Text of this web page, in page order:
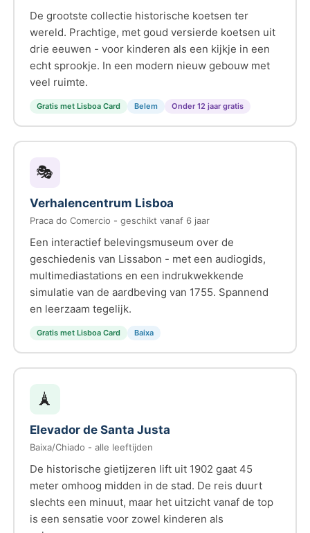
De grootste collectie historische koetsen ter
wereld. Prachtige, met goud versierde koetsen uit
drie eeuwen - voor kinderen als een kijkje in een
echt sprookje. In een modern nieuw gebouw met
veel ruimte.
Gratis met Lisboa Card Belem Onder 12 jaar gratis
🎭
Verhalencentrum Lisboa
Praca do Comercio - geschikt vanaf 6 jaar
Een interactief belevingsmuseum over de
geschiedenis van Lissabon - met een audiogids,
multimediastations en een indrukwekkende
simulatie van de aardbeving van 1755. Spannend
en leerzaam tegelijk.
Gratis met Lisboa Card Baixa
🗼
Elevador de Santa Justa
Baixa/Chiado - alle leeftijden
De historische gietijzeren lift uit 1902 gaat 45
meter omhoog midden in de stad. De reis duurt
slechts een minuut, maar het uitzicht vanaf de top
is een sensatie voor zowel kinderen als